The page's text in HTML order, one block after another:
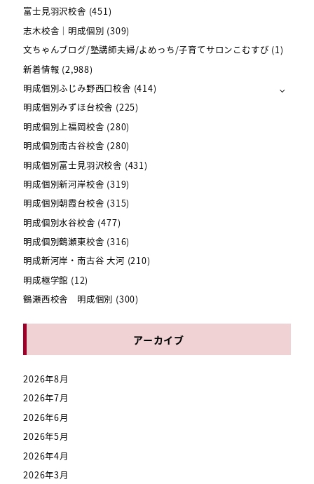
富士見羽沢校舎 (451)
志木校舎｜明成個別 (309)
文ちゃんブログ/塾講師夫婦/よめっち/子育てサロンこむすび (1)
新着情報 (2,988)
明成個別ふじみ野西口校舎 (414)
明成個別みずほ台校舎 (225)
明成個別上福岡校舎 (280)
明成個別南古谷校舎 (280)
明成個別富士見羽沢校舎 (431)
明成個別新河岸校舎 (319)
明成個別朝霞台校舎 (315)
明成個別水谷校舎 (477)
明成個別鶴瀬東校舎 (316)
明成新河岸・南古谷 大河 (210)
明成極学館 (12)
鶴瀬西校舎 明成個別 (300)
アーカイブ
2026年8月
2026年7月
2026年6月
2026年5月
2026年4月
2026年3月